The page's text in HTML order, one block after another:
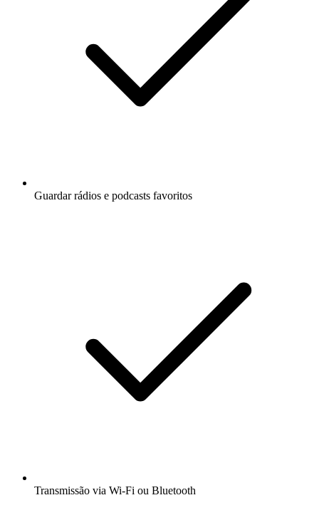
Guardar rádios e podcasts favoritos
Transmissão via Wi-Fi ou Bluetooth